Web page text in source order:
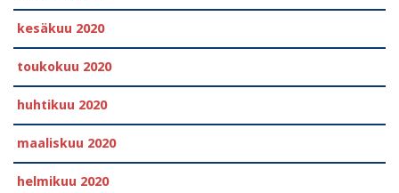
kesäkuu 2020
toukokuu 2020
huhtikuu 2020
maaliskuu 2020
helmikuu 2020